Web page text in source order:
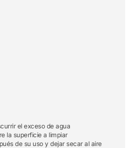
el exceso de agua
la superficie a limpiar
de su uso y dejar secar al aire